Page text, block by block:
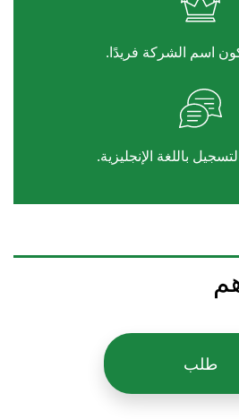
اسم الشركة فريدًا.
باللغة الإنجليزية.
طلب